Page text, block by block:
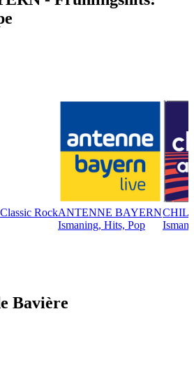
RockANTENNE BAYERN
Ismaning, Hits, Pop
Bavière